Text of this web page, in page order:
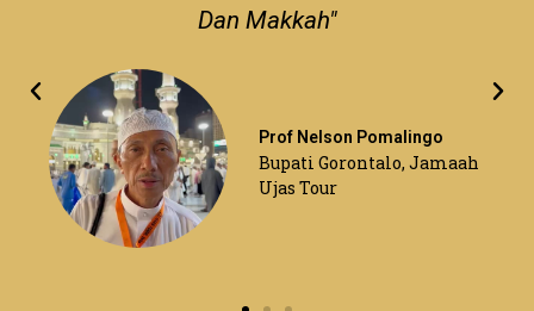
Dan Makkah"
Prof Nelson Pomalingo
Bupati Gorontalo, Jamaah
Ujas Tour